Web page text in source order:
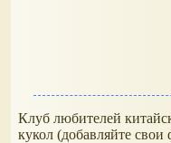
Клуб любителей
кукол (добавляйте свои